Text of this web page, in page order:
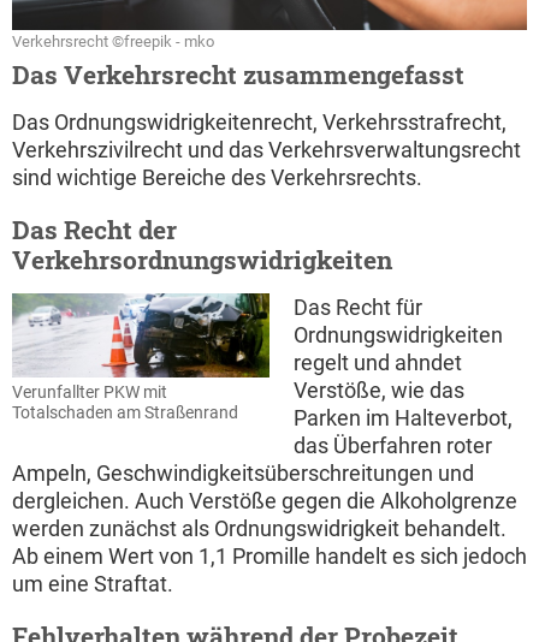
Verkehrsrecht ©freepik - mko
Das Verkehrsrecht zusammengefasst
Das Ordnungswidrigkeitenrecht, Verkehrsstrafrecht,
Verkehrszivilrecht und das Verkehrsverwaltungsrecht
sind wichtige Bereiche des Verkehrsrechts.
Das Recht der
Verkehrsordnungswidrigkeiten
Verunfallter PKW mit
Totalschaden am Straßenrand
Das Recht für
Ordnungswidrigkeiten
regelt und ahndet
Verstöße, wie das
Parken im Halteverbot,
das Überfahren roter
Ampeln, Geschwindigkeitsüberschreitungen und
dergleichen. Auch Verstöße gegen die Alkoholgrenze
werden zunächst als Ordnungswidrigkeit behandelt.
Ab einem Wert von 1,1 Promille handelt es sich jedoch
um eine Straftat.